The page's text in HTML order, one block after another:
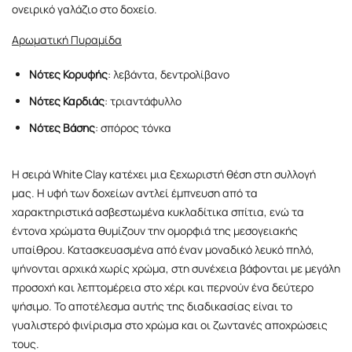
ονειρικό γαλάζιο στο δοχείο.
Αρωματική Πυραμίδα
Νότες Κορυφής: λεβάντα, δεντρολίβανο
Νότες Καρδιάς: τριαντάφυλλο
Νότες Βάσης: σπόρος τόνκα
H σειρά White Clay κατέχει μια ξεχωριστή θέση στη συλλογή
μας. Η υφή των δοχείων αντλεί έμπνευση από τα
χαρακτηριστικά ασβεστωμένα κυκλαδίτικα σπίτια, ενώ τα
έντονα χρώματα θυμίζουν την ομορφιά της μεσογειακής
υπαίθρου. Κατασκευασμένα από έναν μοναδικό λευκό πηλό,
ψήνονται αρχικά χωρίς χρώμα, στη συνέχεια βάφονται με μεγάλη
προσοχή και λεπτομέρεια στο χέρι και περνούν ένα δεύτερο
ψήσιμο. Το αποτέλεσμα αυτής της διαδικασίας είναι το
γυαλιστερό φινίρισμα στο χρώμα και οι ζωντανές αποχρώσεις
τους.